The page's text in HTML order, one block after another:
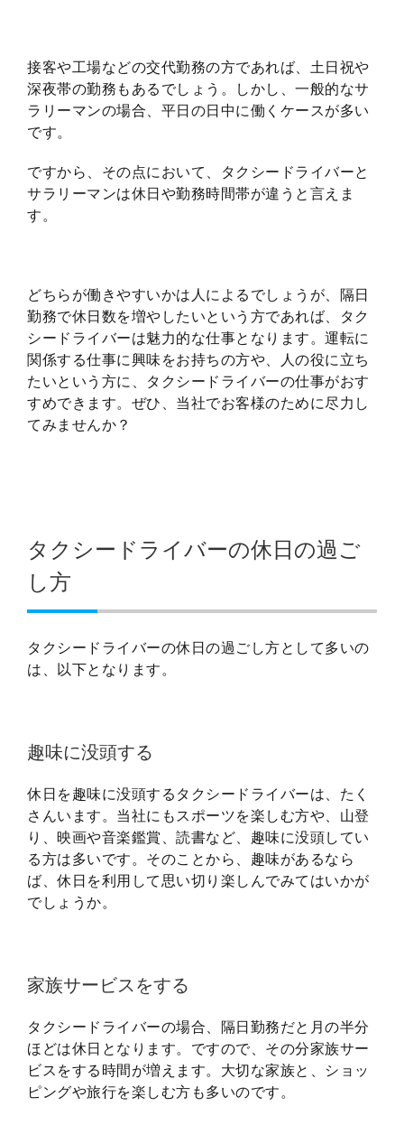
接客や工場などの交代勤務の方であれば、土日祝や
深夜帯の勤務もあるでしょう。しかし、一般的なサ
ラリーマンの場合、平日の日中に働くケースが多い
です。
ですから、その点において、タクシードライバーと
サラリーマンは休日や勤務時間帯が違うと言えま
す。
どちらが働きやすいかは人によるでしょうが、隔日
勤務で休日数を増やしたいという方であれば、タク
シードライバーは魅力的な仕事となります。運転に
関係する仕事に興味をお持ちの方や、人の役に立ち
たいという方に、タクシードライバーの仕事がおす
すめできます。ぜひ、当社でお客様のために尽力し
てみませんか？
タクシードライバーの休日の過ご
し方
タクシードライバーの休日の過ごし方として多いの
は、以下となります。
趣味に没頭する
休日を趣味に没頭するタクシードライバーは、たく
さんいます。当社にもスポーツを楽しむ方や、山登
り、映画や音楽鑑賞、読書など、趣味に没頭してい
る方は多いです。そのことから、趣味があるなら
ば、休日を利用して思い切り楽しんでみてはいかが
でしょうか。
家族サービスをする
タクシードライバーの場合、隔日勤務だと月の半分
ほどは休日となります。ですので、その分家族サー
ビスをする時間が増えます。大切な家族と、ショッ
ピングや旅行を楽しむ方も多いのです。